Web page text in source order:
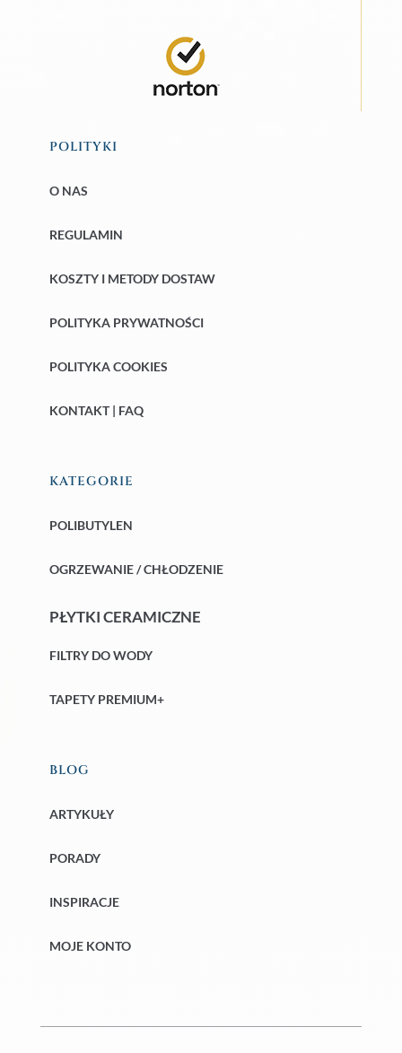
POLITYKI
O NAS
REGULAMIN
KOSZTY I METODY DOSTAW
POLITYKA PRYWATNOŚCI
POLITYKA COOKIES
KONTAKT | FAQ
KATEGORIE
POLIBUTYLEN
OGRZEWANIE / CHŁODZENIE
PŁYTKI CERAMICZNE
FILTRY DO WODY
TAPETY PREMIUM+
BLOG
ARTYKUŁY
PORADY
INSPIRACJE
MOJE KONTO